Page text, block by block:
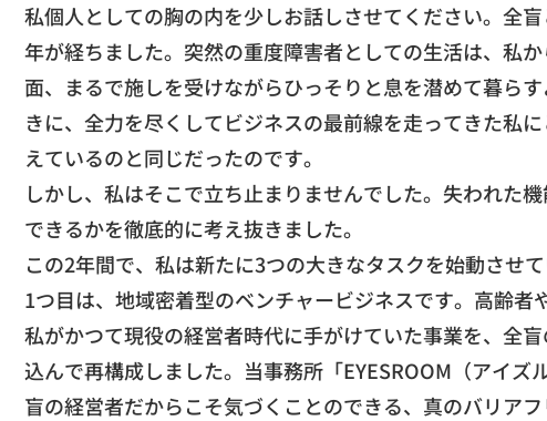
​私個人としての胸の内を少しお話しさせてください。 全
年が経ちました。突然の重度障害者としての生活は、 私か
面、 まるで施しを受けながらひっそりと息を潜めて暮ら
きに、 全力を尽くしてビジネスの最前線を走ってきた私に
えているのと同じだったのです。
​しかし、私はそこで立ち止まりませんでした。 失われた
できるかを徹底的に考え抜きました。
​この2年間で、 私は新たに3つの大きなタスクを始動させて
​1つ目は、地域密着型のベンチャービジネスです。 高齢者
私がかつて現役の経営者時代に手がけていた事業を、 全盲
込んで再構成しました。 当事務所「EYESROOM（アイズ
盲の経営者だからこそ気づくことのできる、 真のバリア